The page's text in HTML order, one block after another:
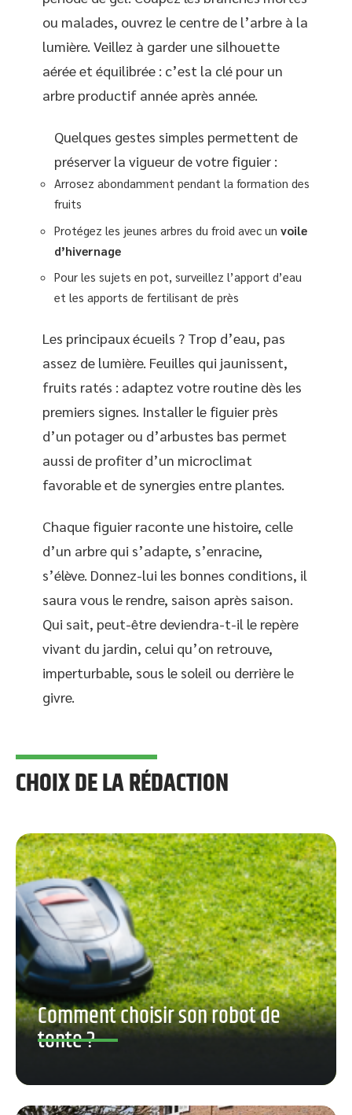
ou malades, ouvrez le centre de l’arbre à la
lumière. Veillez à garder une silhouette
aérée et équilibrée : c’est la clé pour un
arbre productif année après année.
Quelques gestes simples permettent de
préserver la vigueur de votre figuier :
Arrosez abondamment pendant la formation des
fruits
Protégez les jeunes arbres du froid avec un voile
d’hivernage
Pour les sujets en pot, surveillez l’apport d’eau
et les apports de fertilisant de près
Les principaux écueils ? Trop d’eau, pas
assez de lumière. Feuilles qui jaunissent,
fruits ratés : adaptez votre routine dès les
premiers signes. Installer le figuier près
d’un potager ou d’arbustes bas permet
aussi de profiter d’un microclimat
favorable et de synergies entre plantes.
Chaque figuier raconte une histoire, celle
d’un arbre qui s’adapte, s’enracine,
s’élève. Donnez-lui les bonnes conditions, il
saura vous le rendre, saison après saison.
Qui sait, peut-être deviendra-t-il le repère
vivant du jardin, celui qu’on retrouve,
imperturbable, sous le soleil ou derrière le
givre.
CHOIX DE LA RÉDACTION
Comment choisir son robot de
tonte ?